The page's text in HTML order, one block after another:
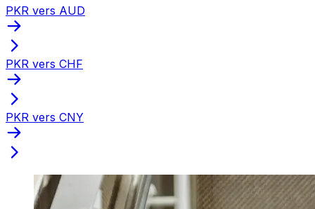
PKR vers AUD
PKR vers CHF
PKR vers CNY